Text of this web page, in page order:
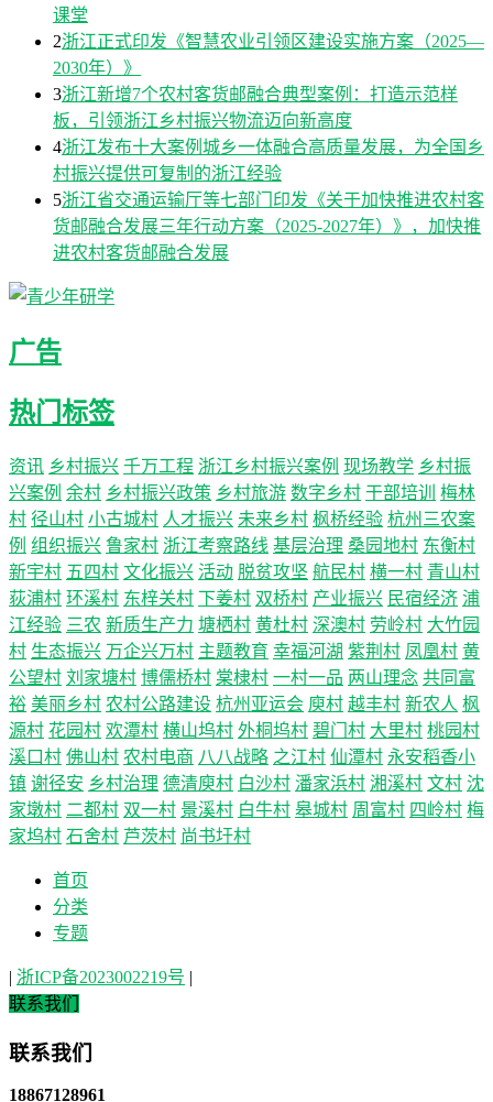
课堂
2浙江正式印发《智慧农业引领区建设实施方案（2025—
2030年）》
3浙江新增7个农村客货邮融合典型案例：打造示范样
板，引领浙江乡村振兴物流迈向新高度
4浙江发布十大案例城乡一体融合高质量发展，为全国乡
村振兴提供可复制的浙江经验
5浙江省交通运输厅等七部门印发《关于加快推进农村客
货邮融合发展三年行动方案（2025-2027年）》，加快推
进农村客货邮融合发展
广告
热门标签
资讯 乡村振兴 千万工程 浙江乡村振兴案例 现场教学 乡村振
兴案例 余村 乡村振兴政策 乡村旅游 数字乡村 干部培训
梅林
村 径山村 小古城村 人才振兴 未来乡村 枫桥经验 杭州三农案
例 组织振兴 鲁家村 浙江考察路线 基层治理 桑园地村 东衡村
新宇村 五四村 文化振兴 活动 脱贫攻坚 航民村 横一村 青山村
荻浦村 环溪村 东梓关村 下姜村 双桥村 产业振兴 民宿经济 浦
江经验 三农 新质生产力 塘栖村 黄杜村 深澳村 劳岭村 大竹园
村 生态振兴 万企兴万村 主题教育 幸福河湖 紫荆村 凤凰村 黄
公望村 刘家塘村 博儒桥村 棠棣村 一村一品 两山理念 共同富
裕 美丽乡村 农村公路建设 杭州亚运会 庾村 越丰村 新农人 枫
源村 花园村 欢潭村 横山坞村 外桐坞村 碧门村 大里村 桃园村
溪口村 佛山村 农村电商 八八战略 之江村 仙潭村 永安稻香小
镇 谢径安 乡村治理 德清庾村 白沙村 潘家浜村 湘溪村 文村 沈
家墩村 二都村 双一村 景溪村 白牛村 皋城村 周富村 四岭村 梅
家坞村 石舍村 芦茨村 尚书圩村
首页
分类
专题
| 浙ICP备2023002219号 |
联系我们
联系我们
18867128961